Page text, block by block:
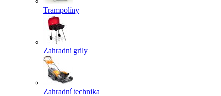
Trampolíny
Zahradní grily
Zahradní technika